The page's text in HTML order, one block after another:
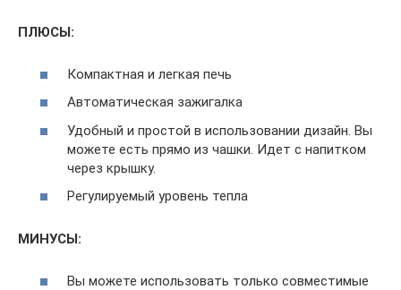
ПЛЮСЫ:
Компактная и легкая печь
Автоматическая зажигалка
Удобный и простой в использовании дизайн. Вы
можете есть прямо из чашки. Идет с напитком
через крышку.
Регулируемый уровень тепла
МИНУСЫ:
Вы можете использовать только совместимые